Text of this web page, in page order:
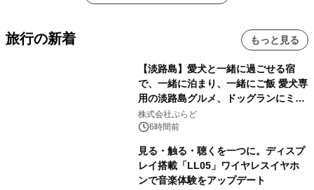
旅行の新着 もっと見る
【淡路島】愛犬と一緒に過ごせる宿
で、一緒に泊まり、一緒にご飯 愛犬専
用の淡路島グルメ、ドッグランにミニ
プール グランピングとトレーラーハウ
スの2施設で
株式会社ぷらど
6時間前
見る・触る・聴くを一つに。ディスプ
レイ搭載「LL05」ワイヤレスイヤホ
ンで音楽体験をアップデート